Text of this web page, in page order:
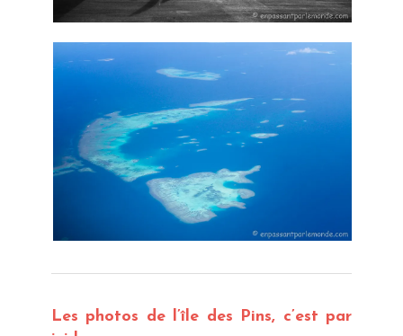
Les photos de l’île des Pins, c’est par